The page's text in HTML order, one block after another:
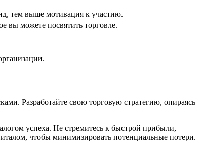
тем выше мотивация к участию.
вы можете посвятить торговле.
Разработайте свою торговую стратегию, опираясь
успеха. Не стремитесь к быстрой прибыли,
чтобы минимизировать потенциальные потери.